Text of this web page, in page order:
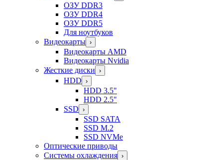
ОЗУ DDR3
ОЗУ DDR4
ОЗУ DDR5
Для ноутбуков
Видеокарты ›
Видеокарты AMD
Видеокарты Nvidia
Жесткие диски ›
HDD ›
HDD 3.5"
HDD 2.5"
SSD ›
SSD SATA
SSD M.2
SSD NVMe
Оптические приводы
Системы охлаждения ›